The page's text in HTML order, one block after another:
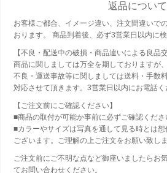
返品について
お客様ご都合、イメージ違い、注文間違いで
おります。 商品到着後、必ず3営業日以内に
【不良・配送中の破損・商品違いによる良品
商品に関しましては万全を期しておりますが
不良・運送事故等に関しましては送料・手数
対応させて頂きます。3営業日以内にお電話く
【ご注文前にご確認ください】
■商品の取付が可能か事前に必ずご確認くださ
■カラーやサイズは写真を通して見る時とは
ございます。ご理解の上ご注文をお願い致しま
ご注文前にご不明な点など御座いましたらお
てお問い合わせください。